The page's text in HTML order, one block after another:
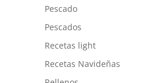
Pescado
Pescados
Recetas light
Recetas Navideñas